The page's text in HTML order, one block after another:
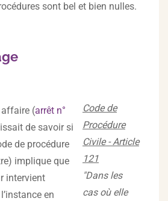
sont bel et bien nulles.
affaire (arrêt n°
de savoir si
de procédure
implique que
intervient
en
Code de
Procédure
Civile - Article
121
"Dans les
cas où elle